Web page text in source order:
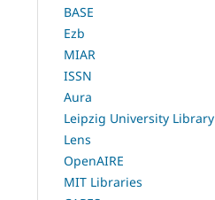
BASE
Ezb
MIAR
ISSN
Aura
Leipzig University Library
Lens
OpenAIRE
MIT Libraries